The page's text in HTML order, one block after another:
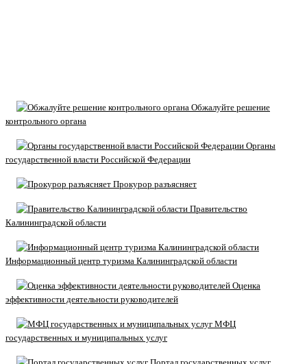
Обжалуйте решение
контрольного органа
Органы
государственной власти Российской Федерации
Прокурор разъясняет
Правительство
Калининградской области
Информационный центр туризма Калининградской области
Оценка
эффективности деятельности руководителей
МФЦ
государственных и муниципальных услуг